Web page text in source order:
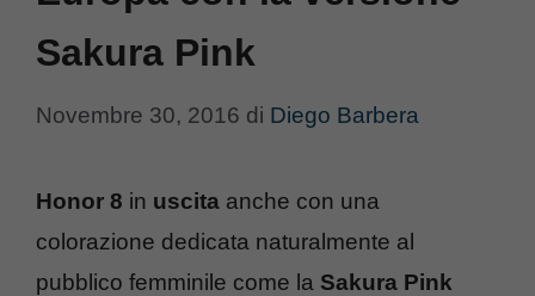
Sakura Pink
Novembre 30, 2016 di Diego Barbera
Honor 8 in uscita anche con una
colorazione dedicata naturalmente al
pubblico femminile come la Sakura Pink